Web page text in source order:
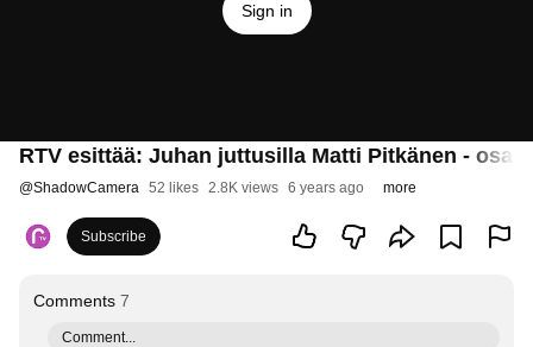
Sign in
RTV esittää: Juhan juttusilla Matti Pitkänen - osa
@ShadowCamera 52 likes 2.8K views 6 years ago more
Subscribe
Comments 7
Comment...